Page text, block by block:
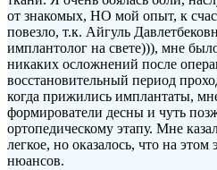
от знакомых, НО мой опыт, к
повезло, т.к. Айгуль
имплантолог на свете))), мне
никаких осложнений после
восстановительный период
когда прижились имплантаты,
формирователи десны и чуть
ортопедическому этапу. Мне
легкое, но оказалось, что на
нюансов.